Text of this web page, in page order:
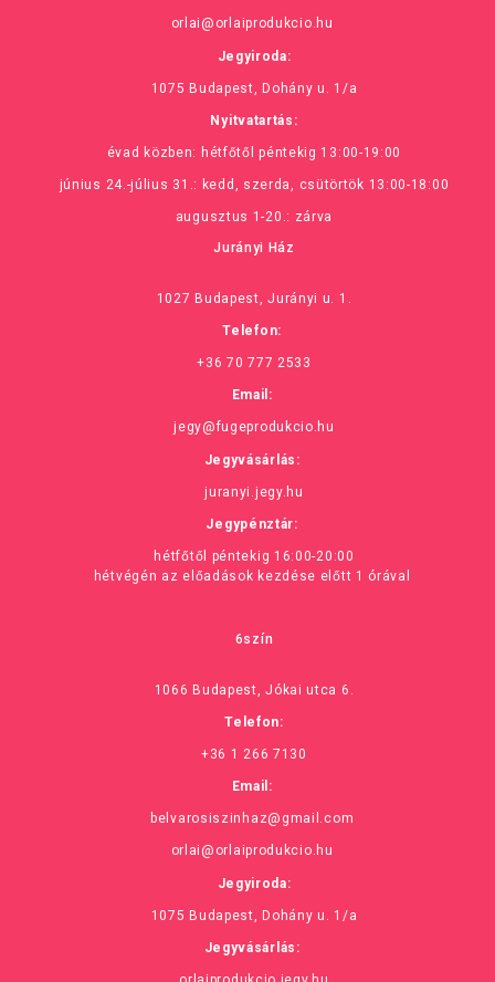
orlai@orlaiprodukcio.hu
Jegyiroda:
1075 Budapest, Dohány u. 1/a
Nyitvatartás:
évad közben: hétfőtől péntekig 13:00-19:00
június 24.-július 31.: kedd, szerda, csütörtök 13:00-18:00
augusztus 1-20.: zárva
Jurányi Ház
1027 Budapest, Jurányi u. 1.
Telefon:
+36 70 777 2533
Email:
jegy@fugeprodukcio.hu
Jegyvásárlás:
juranyi.jegy.hu
Jegypénztár:
hétfőtől péntekig 16:00-20:00
hétvégén az előadások kezdése előtt 1 órával
6szín
1066 Budapest, Jókai utca 6.
Telefon:
+36 1 266 7130
Email:
belvarosiszinhaz@gmail.com
orlai@orlaiprodukcio.hu
Jegyiroda:
1075 Budapest, Dohány u. 1/a
Jegyvásárlás: